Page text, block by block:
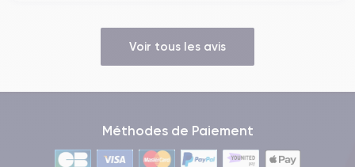
Voir tous les avis
Méthodes de Paiement